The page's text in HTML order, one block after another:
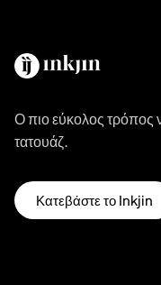
Ο πιο εύκολος τρόπος
τατουάζ.
Κατεβάστε το Inkjin